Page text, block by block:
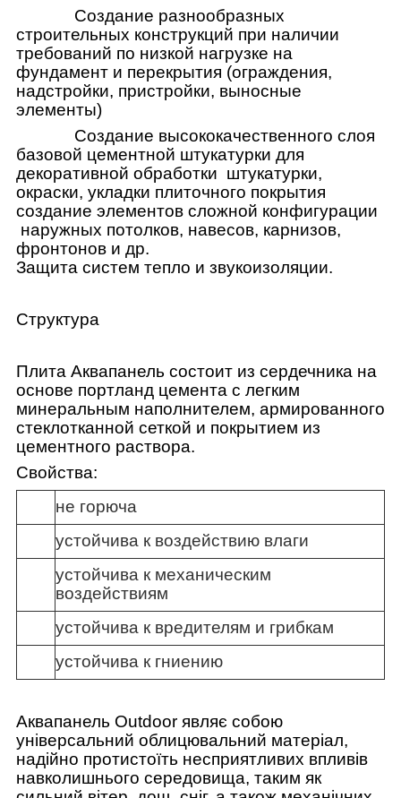
Создание разнообразных
строительных конструкций при наличии
требований по низкой нагрузке на
фундамент и перекрытия (ограждения,
надстройки, пристройки, выносные
элементы)
Создание высококачественного слоя
базовой цементной штукатурки для
декоративной обработки штукатурки,
окраски, укладки плиточного покрытия
создание элементов сложной конфигурации
наружных потолков, навесов, карнизов,
фронтонов и др.
Защита систем тепло и звукоизоляции.
Структура
Плита Аквапанель состоит из сердечника на
основе портланд цемента с легким
минеральным наполнителем, армированного
стеклотканной сеткой и покрытием из
цементного раствора.
Cвойства:
не горюча
устойчива к воздействию влаги
устойчива к механическим
воздействиям
устойчива к вредителям и грибкам
устойчива к гниению
Аквапанель Outdoor являє собою
універсальний облицювальний матеріал,
надійно протистоїть несприятливих впливів
навколишнього середовища, таким як